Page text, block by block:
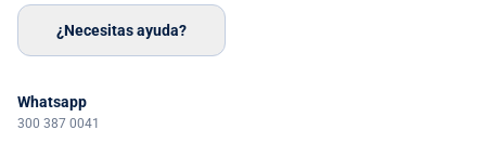
¿Necesitas ayuda?
Whatsapp
300 387 0041